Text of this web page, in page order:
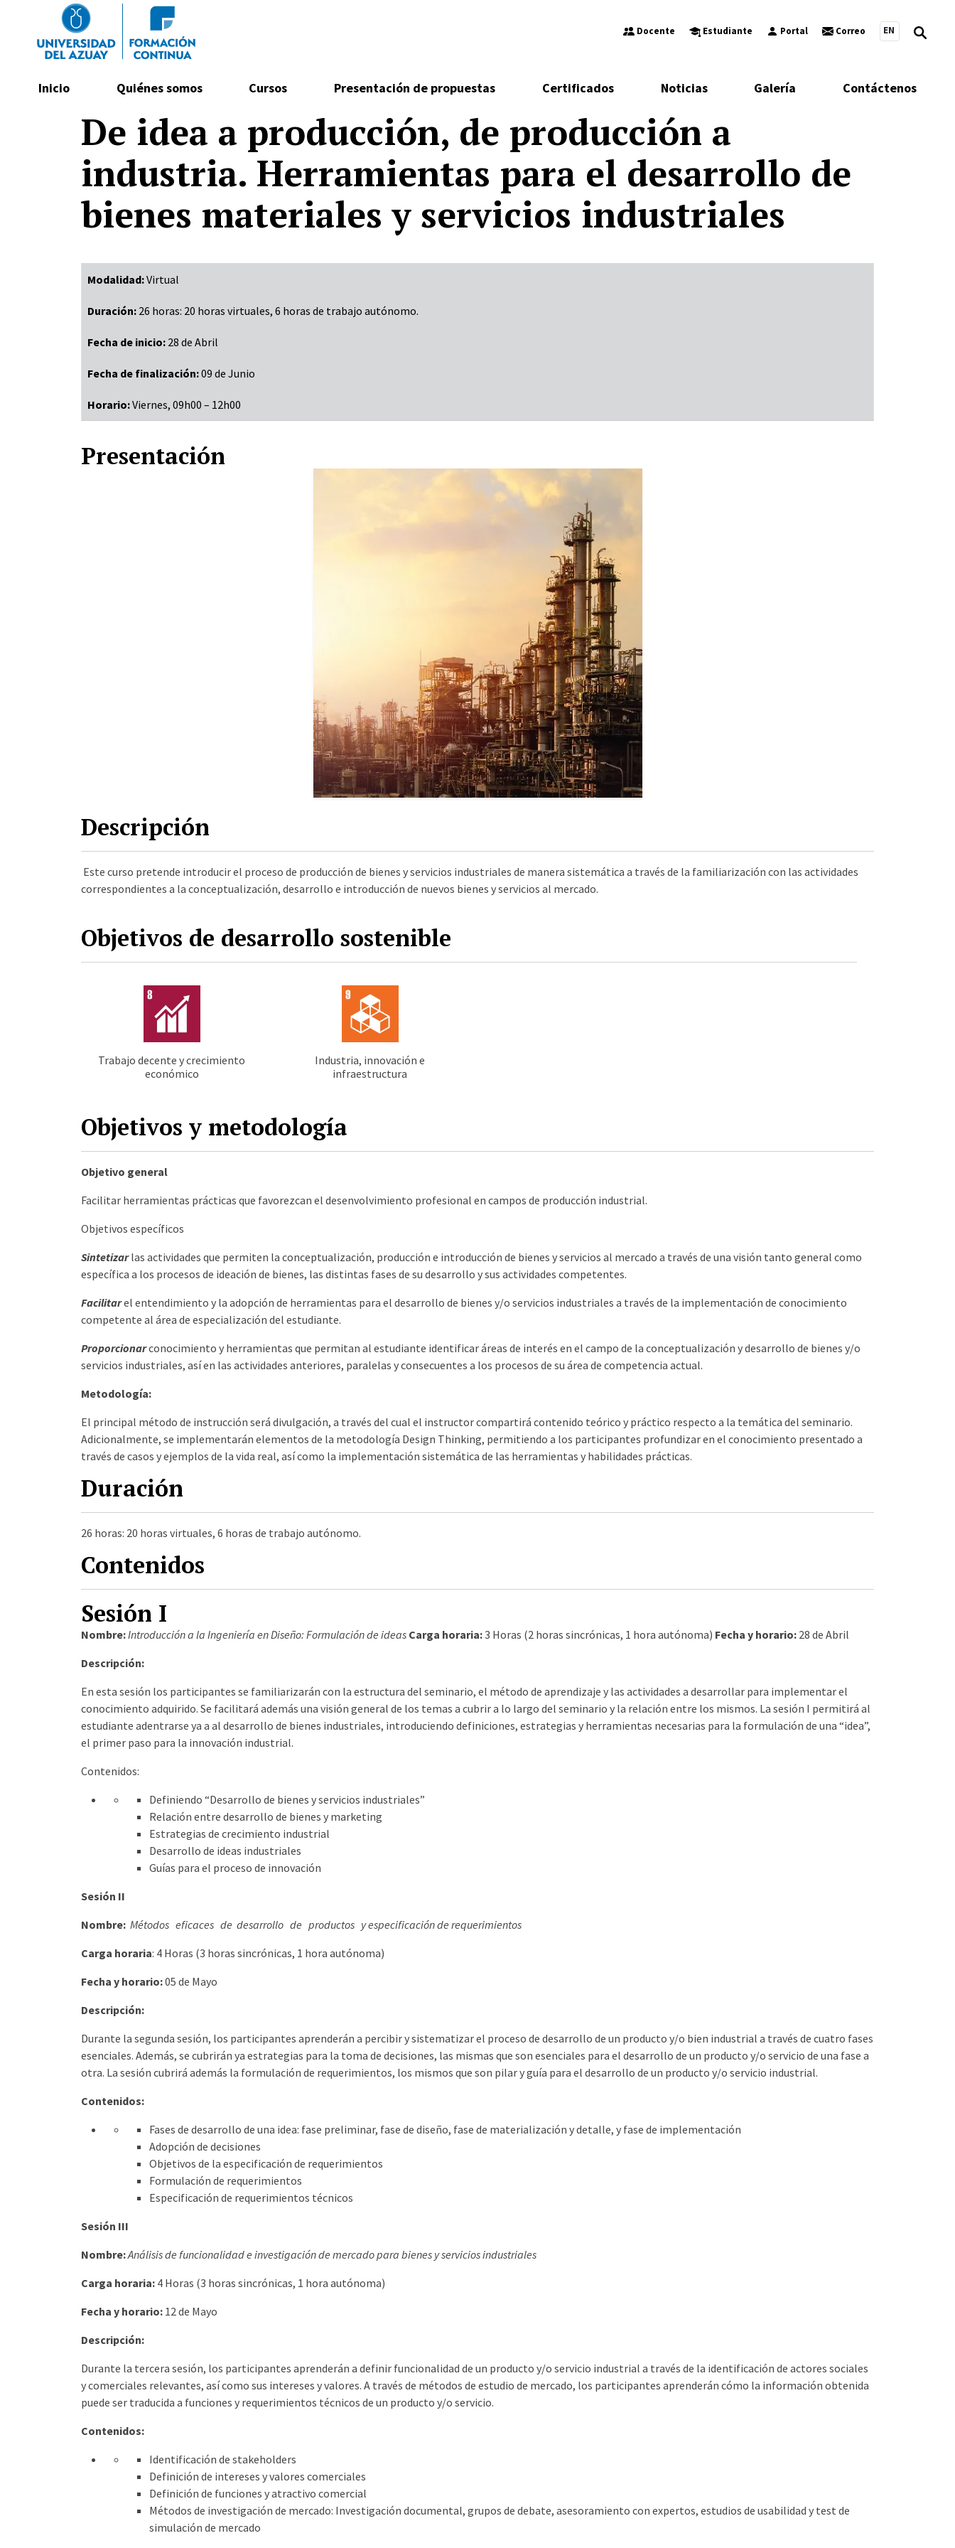
Docente Estudiante Portal Correo EN
Navegación principal
Inicio Quiénes somos Cursos Presentación de propuestas Certificados Noticias Galería Contáctenos
De idea a producción, de producción a
industria. Herramientas para el desarrollo de
bienes materiales y servicios industriales
Modalidad:Virtual
Duración: 26 horas: 20 horas virtuales, 6 horas de trabajo autónomo.
Fecha de inicio: 28 de Abril
Fecha de finalización:09 de Junio
Horario:Viernes, 09h00 – 12h00
Presentación
Descripción
Este curso pretende introducir el proceso de producción de bienes y servicios industriales de manera sistemática a través de la familiarización con las actividades
correspondientes a la conceptualización, desarrollo e introducción de nuevos bienes y servicios al mercado.
Objetivos de desarrollo sostenible
Trabajo decente y crecimiento
económico
Industria, innovación e
infraestructura
Objetivos y metodología
Objetivo general
Facilitar herramientas prácticas que favorezcan el desenvolvimiento profesional en campos de producción industrial.
Objetivos específicos
Sintetizarlas actividades que permiten la conceptualización, producción e introducción de bienes y servicios al mercado a través de una visión tanto general como
específica a los procesos de ideación de bienes, las distintas fases de su desarrollo y sus actividades competentes.
Facilitarel entendimiento y la adopción de herramientas para el desarrollo de bienes y/o servicios industriales a través de la implementación de conocimiento
competente al área de especialización del estudiante.
Proporcionarconocimiento y herramientas que permitan al estudiante identificar áreas de interés en el campo de la conceptualización y desarrollo de bienes y/o
servicios industriales, así en las actividades anteriores, paralelas y consecuentes a los procesos de su área de competencia actual.
Metodología:
El principal método de instrucción será divulgación, a través del cual el instructor compartirá contenido teórico y práctico respecto a la temática del seminario.
Adicionalmente, se implementarán elementos de la metodología Design Thinking, permitiendo a los participantes profundizar en el conocimiento presentado a
través de casos y ejemplos de la vida real, así como la implementación sistemática de las herramientas y habilidades prácticas.
Duración
26 horas: 20 horas virtuales, 6 horas de trabajo autónomo.
Contenidos
Sesión I
Nombre:Introducción a la Ingeniería en Diseño: Formulación de ideas Carga horaria:3 Horas (2 horas sincrónicas, 1 hora autónoma) Fecha y horario: 28 de Abril
Descripción:
En esta sesión los participantes se familiarizarán con la estructura del seminario, el método de aprendizaje y las actividades a desarrollar para implementar el
conocimiento adquirido. Se facilitará además una visión general de los temas a cubrir a lo largo del seminario y la relación entre los mismos. La sesión I permitirá al
estudiante adentrarse ya a al desarrollo de bienes industriales, introduciendo definiciones, estrategias y herramientas necesarias para la formulación de una “idea”,
el primer paso para la innovación industrial.
Contenidos:
Definiendo “Desarrollo de bienes y servicios industriales”
Relación entre desarrollo de bienes y marketing
Estrategias de crecimiento industrial
Desarrollo de ideas industriales
Guías para el proceso de innovación
Sesión II
Nombre: Métodos eficaces de desarrollo de productos y especificación de requerimientos
Carga horaria: 4 Horas (3 horas sincrónicas, 1 hora autónoma)
Fecha y horario:05 de Mayo
Descripción:
Durante la segunda sesión, los participantes aprenderán a percibir y sistematizar el proceso de desarrollo de un producto y/o bien industrial a través de cuatro fases
esenciales. Además, se cubrirán ya estrategias para la toma de decisiones, las mismas que son esenciales para el desarrollo de un producto y/o servicio de una fase a
otra. La sesión cubrirá además la formulación de requerimientos, los mismos que son pilar y guía para el desarrollo de un producto y/o servicio industrial.
Contenidos:
Fases de desarrollo de una idea: fase preliminar, fase de diseño, fase de materialización y detalle, y fase de implementación
Adopción de decisiones
Objetivos de la especificación de requerimientos
Formulación de requerimientos
Especificación de requerimientos técnicos
Sesión III
Nombre:Análisis de funcionalidad e investigación de mercado para bienes y servicios industriales
Carga horaria: 4 Horas (3 horas sincrónicas, 1 hora autónoma)
Fecha y horario: 12 de Mayo
Descripción:
Durante la tercera sesión, los participantes aprenderán a definir funcionalidad de un producto y/o servicio industrial a través de la identificación de actores sociales
y comerciales relevantes, así como sus intereses y valores. A través de métodos de estudio de mercado, los participantes aprenderán cómo la información obtenida
puede ser traducida a funciones y requerimientos técnicos de un producto y/o servicio.
Contenidos:
Identificación de stakeholders
Definición de intereses y valores comerciales
Definición de funciones y atractivo comercial
Métodos de investigación de mercado: Investigación documental, grupos de debate, asesoramiento con expertos, estudios de usabilidad y test de
simulación de mercado